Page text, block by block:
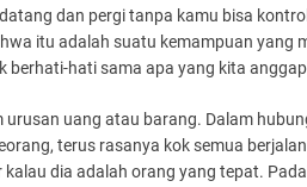
dan pergi tanpa kamu bisa
itu adalah suatu kemampuan yang
hati sama apa yang kita
uang atau barang. Dalam
terus rasanya kok semua
dia adalah orang yang tepat.